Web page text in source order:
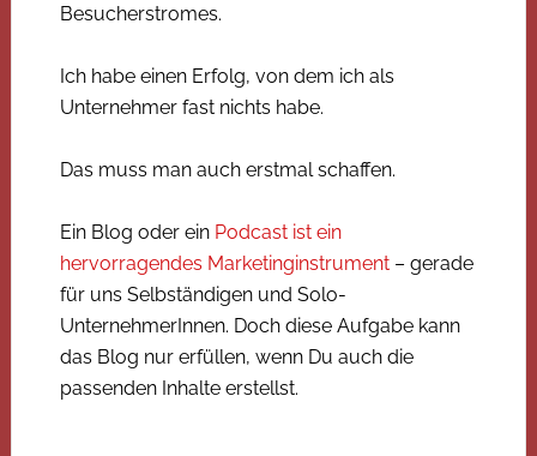
Besucherstromes.
Ich habe einen Erfolg, von dem ich als
Unternehmer fast nichts habe.
Das muss man auch erstmal schaffen.
Ein Blog oder ein Podcast ist ein
hervorragendes Marketinginstrument– gerade
für uns Selbständigen und Solo-
UnternehmerInnen. Doch diese Aufgabe kann
das Blog nur erfüllen, wenn Du auch die
passenden Inhalte erstellst.